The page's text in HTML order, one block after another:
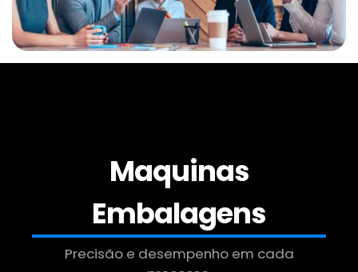
Empresa De Manipulador De Alta Rigidez
Manipulador De Sacos Em Sp
Empresa De Manipulador De Sacos
Manipulador De Tambores Sp
Maquinas
Embalagens
Precisão e desempenho em cada